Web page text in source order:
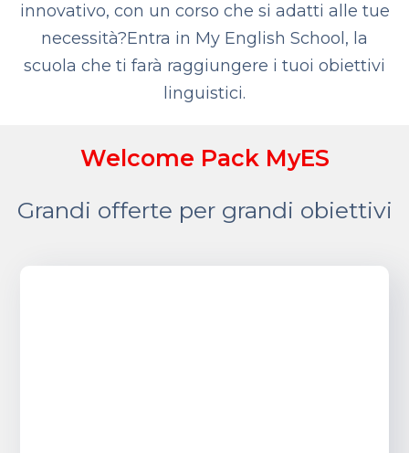
innovativo, con un corso che si adatti alle tue
necessità?Entra in My English School, la
scuola che ti farà raggiungere i tuoi obiettivi
linguistici.
Welcome Pack MyES
Grandi offerte per grandi obiettivi